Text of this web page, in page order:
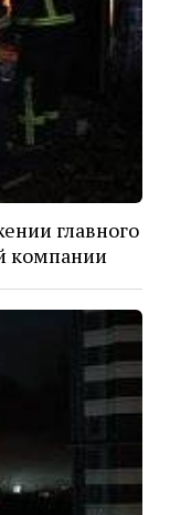
главного
компании